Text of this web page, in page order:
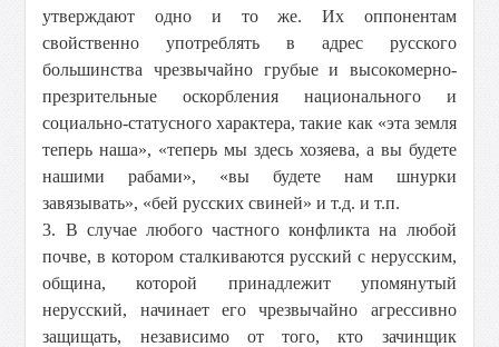
утверждают одно и то же. Их оппонентам
свойственно употреблять в адрес русского
большинства чрезвычайно грубые и высокомерно-
презрительные оскорбления национального и
социально-статусного характера, такие как «эта земля
теперь наша», «теперь мы здесь хозяева, а вы будете
нашими рабами», «вы будете нам шнурки
завязывать», «бей русских свиней» и т.д. и т.п.
3. В случае любого частного конфликта на любой
почве, в котором сталкиваются русский с нерусским,
община, которой принадлежит упомянутый
нерусский, начинает его чрезвычайно агрессивно
защищать, независимо от того, кто зачинщик